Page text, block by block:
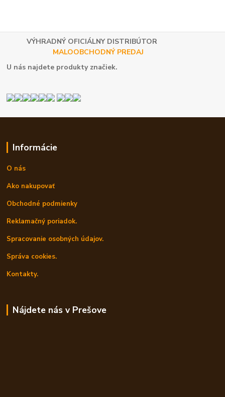
VÝHRADNÝ OFICIÁLNY DISTRIBÚTOR
MALOOBCHODNÝ PREDAJ
U nás najdete produkty značiek.
Informácie
O nás
Ako nakupovať
Obchodné podmienky
Reklamačný poriadok.
Spracovanie osobných údajov.
Správa cookies.
Kontakty.
Nájdete nás v Prešove